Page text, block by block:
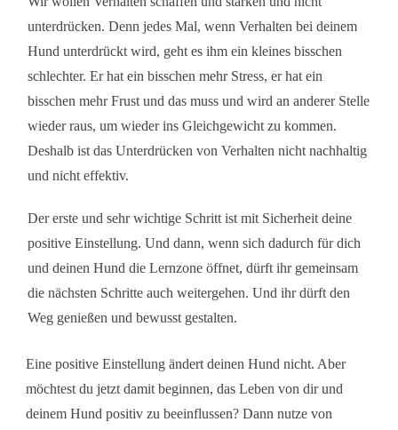
unterdrücken. Denn jedes Mal, wenn Verhalten bei deinem
Hund unterdrückt wird, geht es ihm ein kleines bisschen
schlechter. Er hat ein bisschen mehr Stress, er hat ein
bisschen mehr Frust und das muss und wird an anderer Stelle
wieder raus, um wieder ins Gleichgewicht zu kommen.
Deshalb ist das Unterdrücken von Verhalten nicht nachhaltig
und nicht effektiv.
Der erste und sehr wichtige Schritt ist mit Sicherheit deine
positive Einstellung. Und dann, wenn sich dadurch für dich
und deinen Hund die Lernzone öffnet, dürft ihr gemeinsam
die nächsten Schritte auch weitergehen. Und ihr dürft den
Weg genießen und bewusst gestalten.
Eine positive Einstellung ändert deinen Hund nicht. Aber
möchtest du jetzt damit beginnen, das Leben von dir und
deinem Hund positiv zu beeinflussen? Dann nutze von